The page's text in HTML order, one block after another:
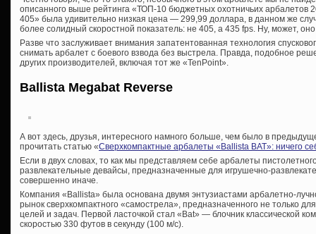
описанного выше рейтинга «ТОП-10 бюджетных охотничьих арбалетов
405» была удивительно низкая цена — 299,99 доллара, в данном же
более солидный скоростной показатель: не 405, а 435 fps. Ну, может,
Разве что заслуживает внимания запатентованная технология
снимать арбалет с боевого взвода без выстрела. Правда, подобное
других производителей, включая тот же «TenPoint».
Ballista Megabat Reverse
А вот здесь, друзья, интересного намного больше, чем было в
прочитать статью «Сверхкомпактные арбалеты «Ballista BAT»: ничего
Если в двух словах, то как мы представляем себе арбалеты
развлекательные девайсы, предназначенные для игрушечно-
совершенно иначе.
Компания «Ballista» была основана двумя энтузиастами арбалетно-
рынок сверхкомпактного «самострела», предназначенного не только
целей и задач. Первой ласточкой стал «Bat» — блочник классической
скоростью 330 футов в секунду (100 м/с).